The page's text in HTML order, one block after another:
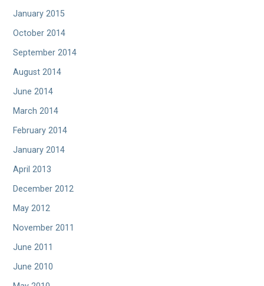
January 2015
October 2014
September 2014
August 2014
June 2014
March 2014
February 2014
January 2014
April 2013
December 2012
May 2012
November 2011
June 2011
June 2010